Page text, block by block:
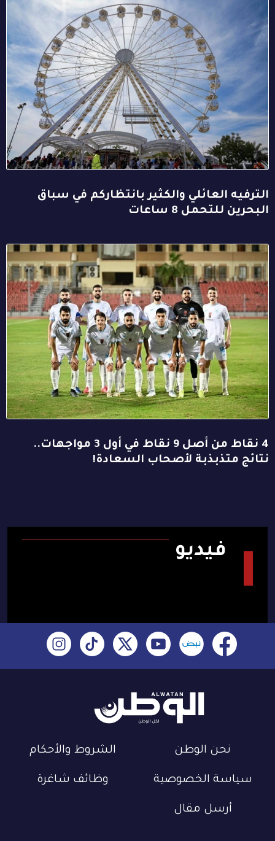
الترفيه العائلي والكثير بانتظاركم في سباق
البحرين للتحمل 8 ساعات
4 نقاط من أصل 9 نقاط في أول 3 مواجهات..
نتائج متذبذبة لأصحاب السعادة!
فيديو
نحن الوطن الشروط والأحكام
سياسة الخصوصية وظائف شاغرة
أرسل مقال